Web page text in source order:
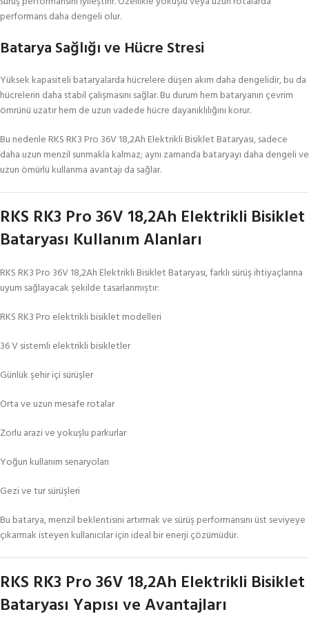
performans daha dengeli olur.
Batarya Sağlığı ve Hücre Stresi
Yüksek kapasiteli bataryalarda hücrelere düşen akım daha dengelidir, bu da
hücrelerin daha stabil çalışmasını sağlar. Bu durum hem bataryanın çevrim
ömrünü uzatır hem de uzun vadede hücre dayanıklılığını korur.
Bu nedenle RKS RK3 Pro 36V 18,2Ah Elektrikli Bisiklet Bataryası, sadece
daha uzun menzil sunmakla kalmaz; aynı zamanda bataryayı daha dengeli ve
uzun ömürlü kullanma avantajı da sağlar.
RKS RK3 Pro 36V 18,2Ah Elektrikli Bisiklet
Bataryası Kullanım Alanları
RKS RK3 Pro 36V 18,2Ah Elektrikli Bisiklet Bataryası, farklı sürüş ihtiyaçlarına
uyum sağlayacak şekilde tasarlanmıştır:
RKS RK3 Pro elektrikli bisiklet modelleri
36 V sistemli elektrikli bisikletler
Günlük şehir içi sürüşler
Orta ve uzun mesafe rotalar
Zorlu arazi ve yokuşlu parkurlar
Yoğun kullanım senaryoları
Gezi ve tur sürüşleri
Bu batarya, menzil beklentisini artırmak ve sürüş performansını üst seviyeye
çıkarmak isteyen kullanıcılar için ideal bir enerji çözümüdür.
RKS RK3 Pro 36V 18,2Ah Elektrikli Bisiklet
Bataryası Yapısı ve Avantajları